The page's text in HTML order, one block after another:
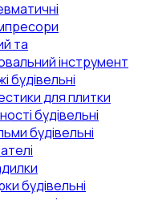
та
інструмент
будівельні
для плитки
будівельні
будівельні
будівельні